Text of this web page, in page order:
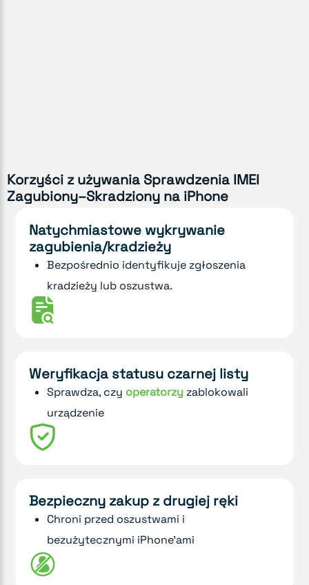
Korzyści z używania Sprawdzenia IMEI
Zagubiony–Skradziony na iPhone
Natychmiastowe wykrywanie
zagubienia/kradzieży
Bezpośrednio identyfikuje zgłoszenia
kradzieży lub oszustwa.
Weryfikacja statusu czarnej listy
Sprawdza, czy operatorzy zablokowali
urządzenie
Bezpieczny zakup z drugiej ręki
Chroni przed oszustwami i
bezużytecznymi iPhone'ami